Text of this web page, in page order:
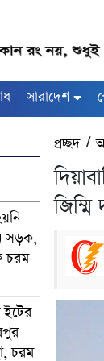
সারাদেশ
সড়ক,
চরম
চরম
প্রচ্ছদ/